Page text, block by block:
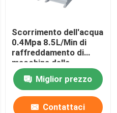
Scorrimento dell'acqua
0.4Mpa 8.5L/Min di
raffreddamento di
macchina della
saldatura longitudinale
Miglior prezzo
Contattaci